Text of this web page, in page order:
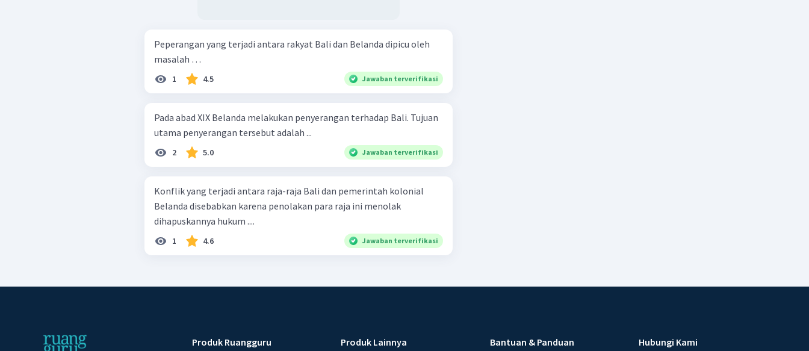
Peperangan yang terjadi antara rakyat Bali dan Belanda dipicu oleh
masalah …
1 4.5 Jawaban terverifikasi
Pada abad XIX Belanda melakukan penyerangan terhadap Bali. Tujuan
utama penyerangan tersebut adalah ...
2 5.0 Jawaban terverifikasi
Konflik yang terjadi antara raja-raja Bali dan pemerintah kolonial
Belanda disebabkan karena penolakan para raja ini menolak
dihapuskannya hukum ....
1 4.6 Jawaban terverifikasi
Produk Ruangguru Produk Lainnya Bantuan & Panduan Hubungi Kami